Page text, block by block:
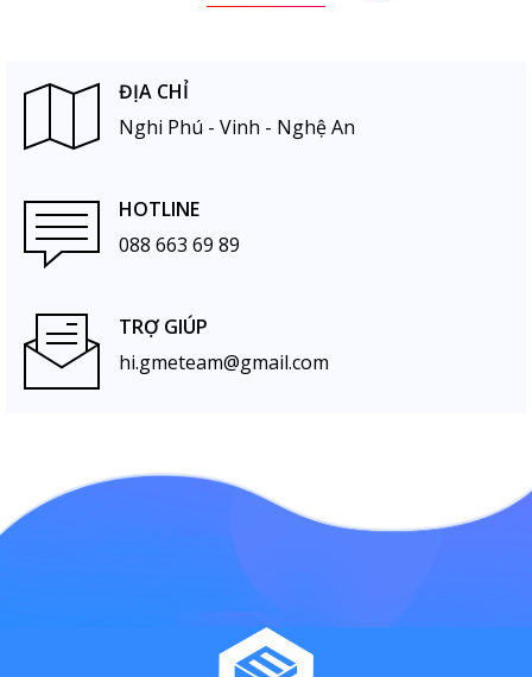
ĐỊA CHỈ
Nghi Phú - Vinh - Nghệ An
HOTLINE
088 663 69 89
TRỢ GIÚP
hi.gmeteam@gmail.com